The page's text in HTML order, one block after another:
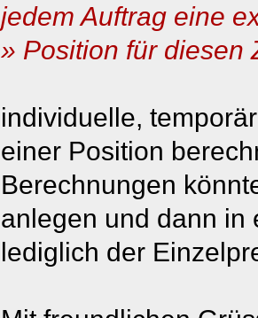
jedem Auftrag eine
» Position für diesen
individuelle,
einer Position
Berechnungen
anlegen und dann in
lediglich der